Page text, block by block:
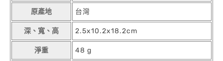
原產地 台灣
深、寬、高 2.5x10.2x18.2cm
淨重 48 g